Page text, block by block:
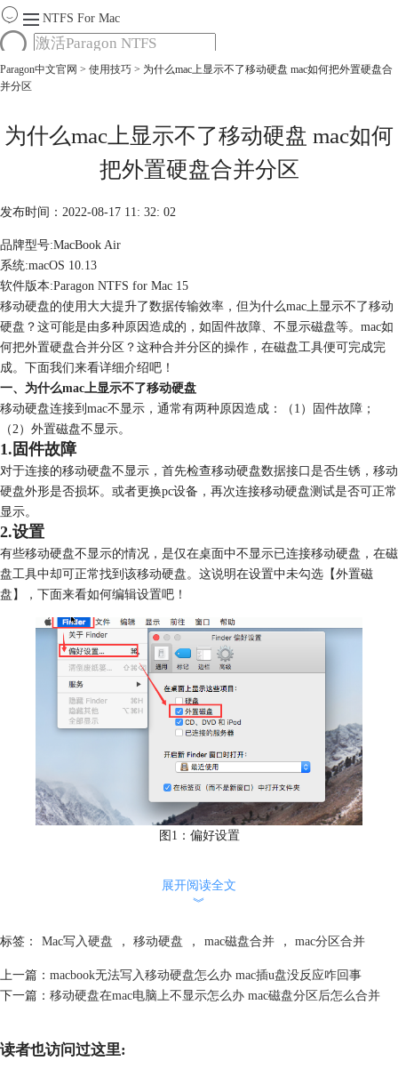
NTFS For Mac
首页
功能
Mac软件大全
下载
Paragon中文官网 > 使用技巧 > 为什么mac上显示不了移动硬盘 mac如何把外置硬盘合
并分区
为什么mac上显示不了移动硬盘 mac如何
把外置硬盘合并分区
发布时间：2022-08-17 11: 32: 02
品牌型号:MacBook Air
系统:macOS 10.13
软件版本:Paragon NTFS for Mac 15
移动硬盘的使用大大提升了数据传输效率，但为什么mac上显示不了移动
硬盘？这可能是由多种原因造成的，如固件故障、不显示磁盘等。mac如
何把外置硬盘合并分区？这种合并分区的操作，在磁盘工具便可完成完
成。下面我们来看详细介绍吧！
一、为什么mac上显示不了移动硬盘
移动硬盘连接到mac不显示，通常有两种原因造成：（1）固件故障；
（2）外置磁盘不显示。
1.固件故障
对于连接的移动硬盘不显示，首先检查移动硬盘数据接口是否生锈，移动
硬盘外形是否损坏。或者更换pc设备，再次连接移动硬盘测试是否可正常
显示。
2.设置
有些移动硬盘不显示的情况，是仅在桌面中不显示已连接移动硬盘，在磁
盘工具中却可正常找到该移动硬盘。这说明在设置中未勾选【外置磁
盘】，下面来看如何编辑设置吧！
图1：偏好设置
【偏好设置——通用】位置勾选【外置磁盘】，便可解决连接的移动磁盘
外置硬盘在分区之后虽然可以分类管理许多数据，但对较大的数据可能无
法直接存储了。所以要将该外置硬盘的分区合并，这种合并硬盘的操作在
mac磁盘工具便可完成。
展开阅读全文
︾
标签： Mac写入硬盘 ， 移动硬盘 ， mac磁盘合并 ， mac分区合并
上一篇： macbook无法写入移动硬盘怎么办 mac插u盘没反应咋回事
下一篇： 移动硬盘在mac电脑上不显示怎么办 mac磁盘分区后怎么合并
读者也访问过这里: